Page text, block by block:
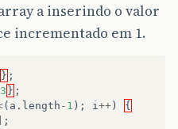
a inserindo o valor
incrementado em 1.
} ;
3 } ;
( a . length - 1 ); i++ )
{
;